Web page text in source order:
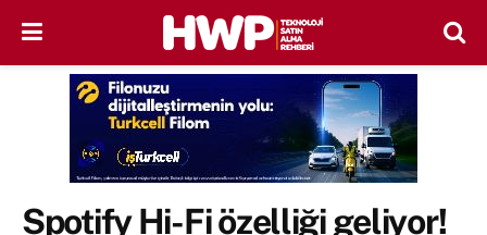
Spotify Hi-Fi özelliği geliyor!